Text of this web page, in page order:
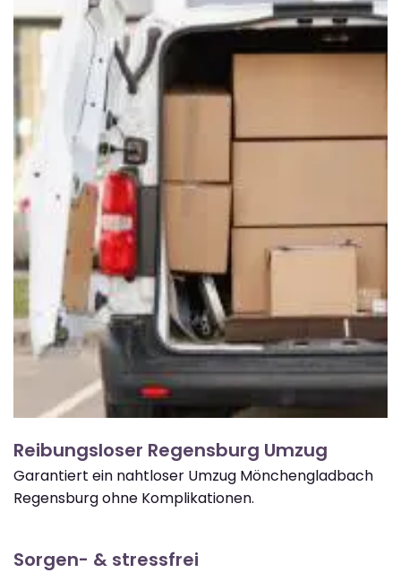
Reibungsloser Regensburg Umzug
Garantiert ein nahtloser Umzug Mönchengladbach
Regensburg ohne Komplikationen.
Sorgen- & stressfrei